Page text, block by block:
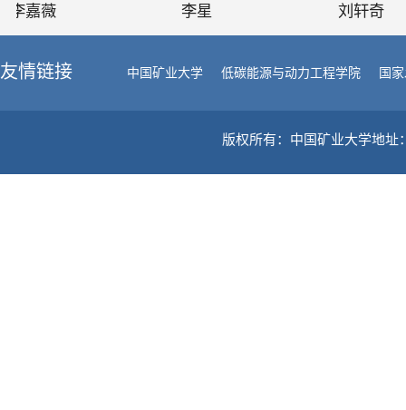
嘉薇 李星 刘轩奇
友情链接 中国矿业大学 低碳能源与动力工程学院 国
版权所有：中国矿业大学地址